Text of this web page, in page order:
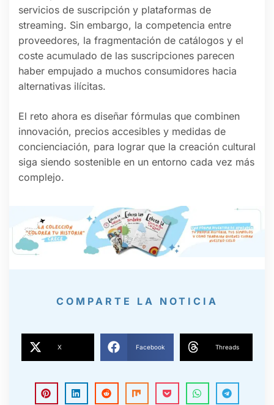
servicios de suscripción y plataformas de
streaming. Sin embargo, la competencia entre
proveedores, la fragmentación de catálogos y el
coste acumulado de las suscripciones parecen
haber empujado a muchos consumidores hacia
alternativas ilícitas.
El reto ahora es diseñar fórmulas que combinen
innovación, precios accesibles y medidas de
concienciación, para lograr que la creación cultural
siga siendo sostenible en un entorno cada vez más
complejo.
COMPARTE LA NOTICIA
X Facebook Threads